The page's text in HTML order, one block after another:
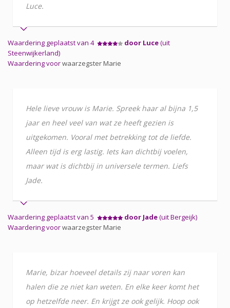
Luce.
Waardering geplaatst van 4 door Luce(uit
Steenwijkerland)
Waardering voorwaarzegster Marie
Hele lieve vrouw is Marie. Spreek haar al bijna 1,5
jaar en heel veel van wat ze heeft gezien is
uitgekomen. Vooral met betrekking tot de liefde.
Alleen tijd is erg lastig. Iets kan dichtbij voelen,
maar wat is dichtbij in universele termen. Liefs
Jade.
Waardering geplaatst van 5 door Jade(uit Bergeijk)
Waardering voorwaarzegster Marie
Marie, bizar hoeveel details zij naar voren kan
halen die ze niet kan weten. En elke keer komt het
op hetzelfde neer. En krijgt ze ook gelijk. Hoop ook